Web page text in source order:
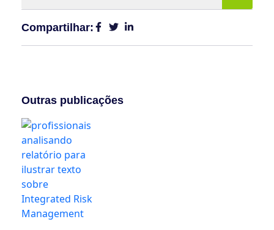
Compartilhar:
Outras publicações